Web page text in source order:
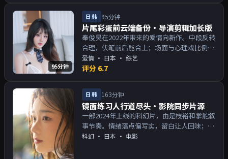
95分钟
日韩 95分钟
片尾彩蛋前云端备份·导演剪辑加长版
奉俊昊在2022年带来的爱情向新作。中段反转
合理，伏笔前后能合上；场面与心理戏比例得
当。主演以演技派为主，适合喜欢强叙事与人
物关系的观众加入片单。
爱情 · 日本 · 综艺
评分 6.7
日韩 163分钟
镜面练习人行道尽头·影院同步片源
一部2024年上线的科幻片，由是枝裕和掌舵叙
事节奏。情绪落点偏写实，留白让人回味；片
尾余韵足，讨论空间大。主演以演技派为主，
科幻 · 日本 · 电影